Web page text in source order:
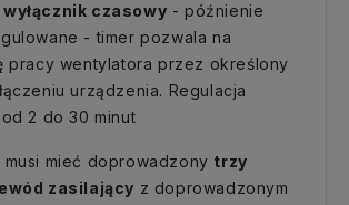
czasowy - późnienie
- timer pozwala na
pracy wentylatora przez określony
urządzenia. Regulacja
2 do 30 minut
mieć doprowadzony trzy
zasilający z doprowadzonym